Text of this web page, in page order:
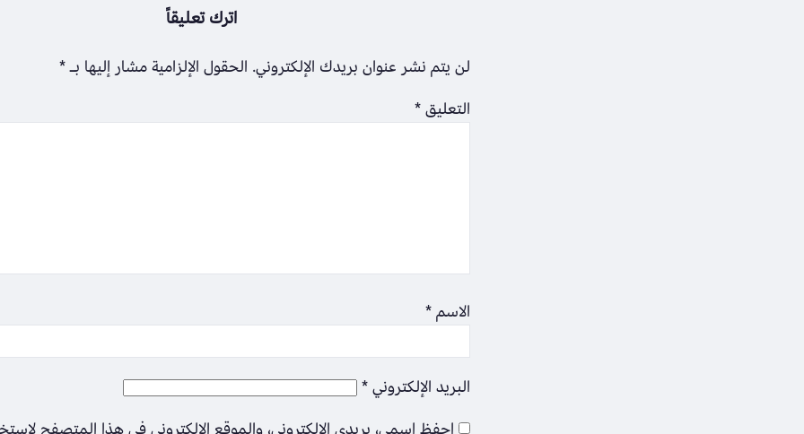
اترك تعليقاً
لن يتم نشر عنوان بريدك الإلكتروني. الحقول الإلزامية مشار إليها بـ*
التعليق*
الاسم*
البريد الإلكتروني*
احفظ اسمي، بريدي الإلكتروني، والموقع الإلكتروني في هذا المتصفح